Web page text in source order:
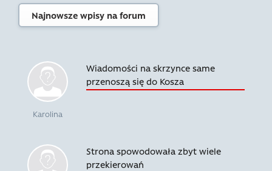
Najnowsze wpisy na forum
Karolina
Wiadomości na skrzynce same
przenoszą się do Kosza
Strona spowodowała zbyt wiele
przekierowań